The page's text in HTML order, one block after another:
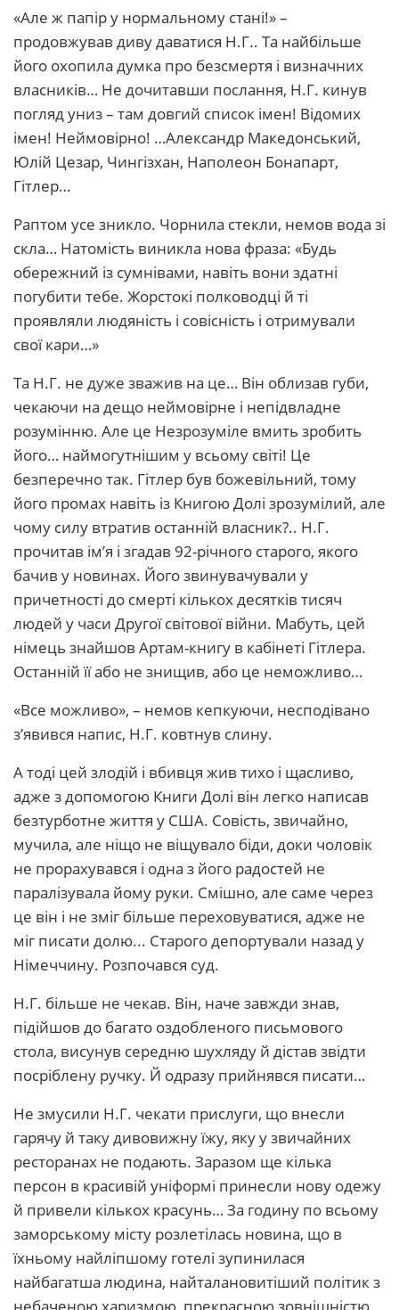
«Але ж папір у нормальному стані!» –
продовжував диву даватися Н.Г.. Та найбільше
його охопила думка про безсмертя і визначних
власників… Не дочитавши послання, Н.Г. кинув
погляд униз – там довгий список імен! Відомих
імен! Неймовірно! …Александр Македонський,
Юлій Цезар, Чингізхан, Наполеон Бонапарт,
Гітлер…
Раптом усе зникло. Чорнила стекли, немов вода зі
скла… Натомість виникла нова фраза: «Будь
обережний із сумнівами, навіть вони здатні
погубити тебе. Жорстокі полководці й ті
проявляли людяність і совісність і отримували
свої кари…»
Та Н.Г. не дуже зважив на це… Він облизав губи,
чекаючи на дещо неймовірне і непідвладне
розумінню. Але це Незрозуміле вмить зробить
його… наймогутнішим у всьому світі! Це
безперечно так. Гітлер був божевільний, тому
його промах навіть із Книгою Долі зрозумілий, але
чому силу втратив останній власник?.. Н.Г.
прочитав ім’я і згадав 92-річного старого, якого
бачив у новинах. Його звинувачували у
причетності до смерті кількох десятків тисяч
людей у часи Другої світової війни. Мабуть, цей
німець знайшов Артам-книгу в кабінеті Гітлера.
Останній її або не знищив, або це неможливо…
«Все можливо», – немов кепкуючи, несподівано
з’явився напис, Н.Г. ковтнув слину.
А тоді цей злодій і вбивця жив тихо і щасливо,
адже з допомогою Книги Долі він легко написав
безтурботне життя у США. Совість, звичайно,
мучила, але ніщо не віщувало біди, доки чоловік
не прорахувався і одна з його радостей не
паралізувала йому руки. Смішно, але саме через
це він і не зміг більше переховуватися, адже не
міг писати долю... Старого депортували назад у
Німеччину. Розпочався суд.
Н.Г. більше не чекав. Він, наче завжди знав,
підійшов до багато оздобленого письмового
стола, висунув середню шухляду й дістав звідти
посріблену ручку. Й одразу прийнявся писати…
Не змусили Н.Г. чекати прислуги, що внесли
гарячу й таку дивовижну їжу, яку у звичайних
ресторанах не подають. Заразом ще кілька
персон в красивій уніформі принесли нову одежу
й привели кількох красунь… За годину по всьому
заморському місту розлетілась новина, що в
їхньому найліпшому готелі зупинилася
найбагатша людина, найталановитіший політик з